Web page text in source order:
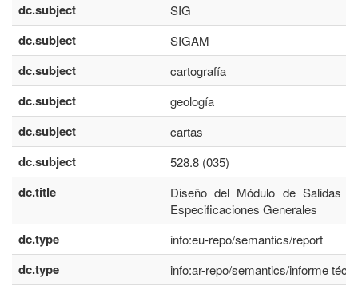
dc.subject SIG
dc.subject SIGAM
dc.subject cartografía
dc.subject geología
dc.subject cartas
dc.subject 528.8 (035)
dc.title
Diseño del Módulo de Salidas
Especificaciones Generales
dc.type info:eu-repo/semantics/report
dc.type info:ar-repo/semantics/informe